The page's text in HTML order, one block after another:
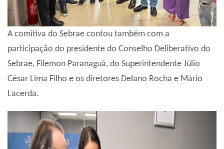
A comitiva do Sebrae contou também com a
participação do presidente do Conselho Deliberativo do
Sebrae, Filemon Paranaguá, do Superintendente Júlio
César Lima Filho e os diretores Delano Rocha e Mário
Lacerda.